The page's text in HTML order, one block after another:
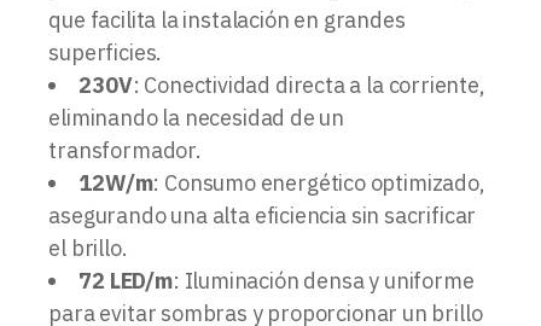
que facilita la instalación en grandes
superficies.
230V: Conectividad directa a la corriente,
eliminando la necesidad de un
transformador.
12W/m: Consumo energético optimizado,
asegurando una alta eficiencia sin sacrificar
el brillo.
72 LED/m: Iluminación densa y uniforme
para evitar sombras y proporcionar un brillo